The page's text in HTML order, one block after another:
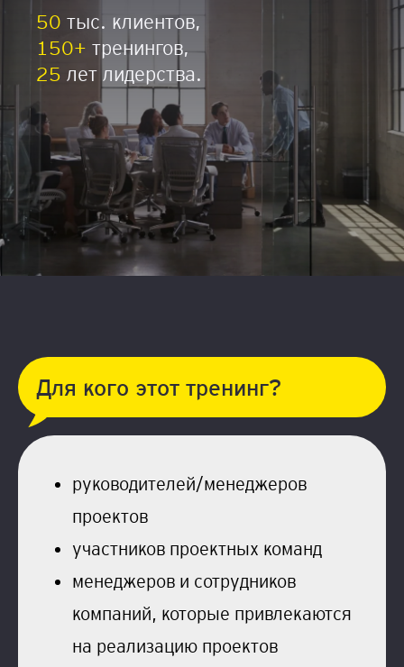
50 тыс. клиентов,
150+ тренингов,
25 лет лидерства.
Для кого этот тренинг?
руководителей/менеджеров
проектов
участников проектных команд
менеджеров и сотрудников
компаний, которые привлекаются
на реализацию проектов